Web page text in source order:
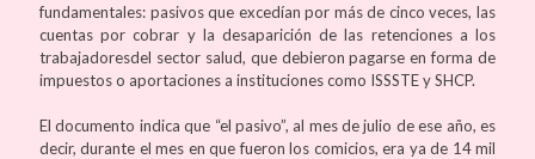
fundamentales: pasivos que excedían por más de cinco veces, las
cuentas por cobrar y la desaparición de las retenciones a los
trabajadoresdel sector salud, que debieron pagarse en forma de
impuestos o aportaciones a instituciones como ISSSTE y SHCP.
El documento indica que “el pasivo”, al mes de julio de ese año, es
decir, durante el mes en que fueron los comicios, era ya de 14 mil